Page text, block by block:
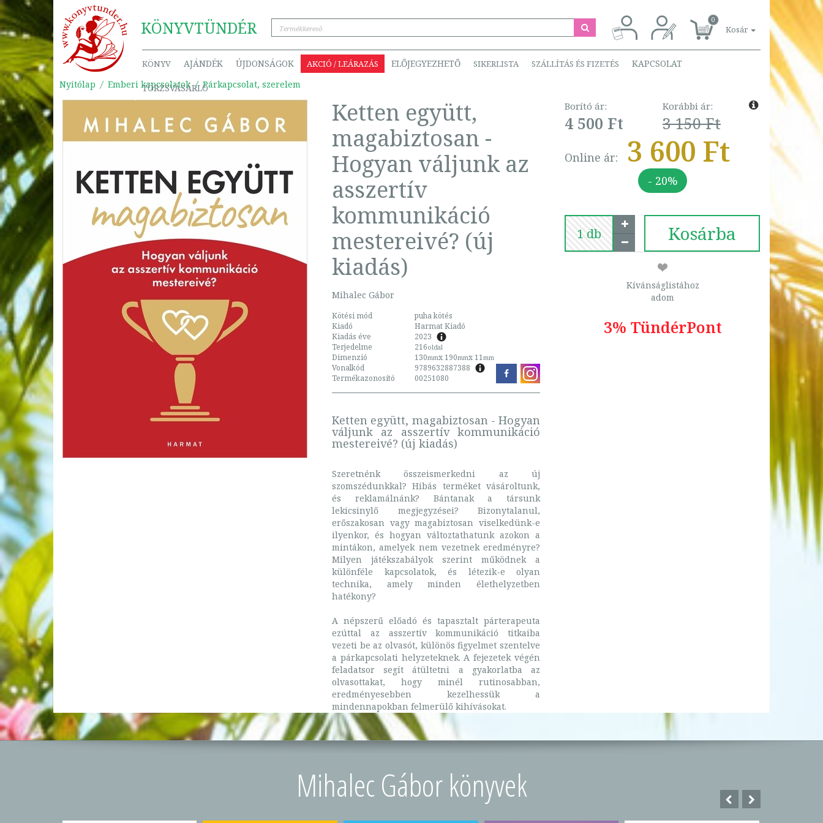
KÖNYVTÜNDÉR 0
Kosár
KÖNYV AJÁNDÉK ÚJDONSÁGOK AKCIÓ / LEÁRAZÁS ELŐJEGYEZHETŐ SIKERLISTA SZÁLLÍTÁS ÉS FIZETÉS KAPCSOLAT
TÖRZSVÁSÁRLÓ
Nyitólap Emberi kapcsolatok Párkapcsolat, szerelem
Ketten együtt,
magabiztosan -
Hogyan váljunk az
asszertív
kommunikáció
mestereivé? (új
kiadás)
Mihalec Gábor
Kötési mód
puha kötés
Kiadó
Harmat Kiadó
Kiadás éve
2023
Terjedelme
216oldal
Dimenzió 130mmx 190mmx 11mm
Vonalkód
9789632887388
Termékazonosító
00251080
Ketten együtt, magabiztosan - Hogyan
váljunk az asszertív kommunikáció
mestereivé? (új kiadás)
Szeretnénk összeismerkedni az új
szomszédunkkal? Hibás terméket vásároltunk,
és reklamálnánk? Bántanak a társunk
lekicsinylő megjegyzései? Bizonytalanul,
erőszakosan vagy magabiztosan viselkedünk-e
ilyenkor, és hogyan változtathatunk azokon a
mintákon, amelyek nem vezetnek eredményre?
Milyen játékszabályok szerint működnek a
különféle kapcsolatok, és létezik-e olyan
technika, amely minden élethelyzetben
hatékony?
A népszerű előadó és tapasztalt párterapeuta
ezúttal az asszertív kommunikáció titkaiba
vezeti be az olvasót, különös figyelmet szentelve
a párkapcsolati helyzeteknek. A fejezetek végén
feladatsor segít átültetni a gyakorlatba az
olvasottakat, hogy minél rutinosabban,
eredményesebben kezelhessük a
mindennapokban felmerülő kihívásokat.
Borító ár:
4 500 Ft
Korábbi ár:
3 150 Ft
Online ár: 3 600 Ft
- 20%
Kosárba
Kívánságlistához
adom
3% TündérPont
Mihalec Gábor könyvek